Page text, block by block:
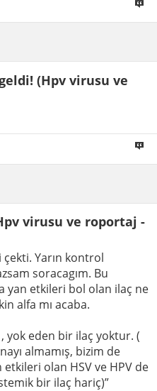
(Hpv virusu ve
virusu ve roportaj -
çekti. Yarın kontrol
soracagım. Bu
yan etkileri bol olan ilaç ne
alfa mı acaba.
yok eden bir ilaç yoktur. (
almamış, bizim de
olan HSV ve HPV de
bir ilaç hariç)”